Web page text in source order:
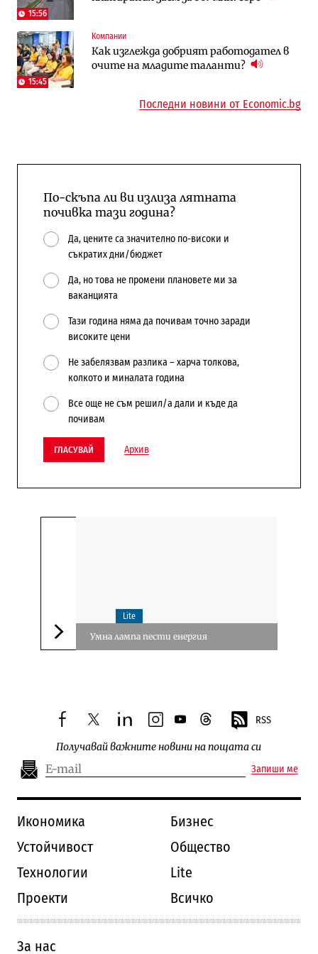
15:56
15:45
Компании
Как изглежда добрият работодател в
очите на младите таланти?
Последни дни с обозначаване на цените
в лева: Какво предстои?
А1 отново е лидер при технологичните
компании и системните интегратори
Последни новини от Economic.bg
По-скъпа ли ви излиза лятната
почивка тази година?
Да, цените са значително по-високи и
съкратих дни/бюджет
Да, но това не промени плановете ми за
ваканцията
Тази година няма да почивам точно заради
високите цени
Не забелязвам разлика – харча толкова,
колкото и миналата година
Все още не съм решил/а дали и къде да
почивам
ГЛАСУВАЙ Архив
Следваща новина
Lite
Умна лампа пести енергия
facebooktwitterlinkedininstagram
youtubethreads RSS
Получавай важните новини на пощата си
Запиши ме
Икономика
Бизнес
Устойчивост
Общество
Технологии
Lite
Проекти
Всичко
За нас